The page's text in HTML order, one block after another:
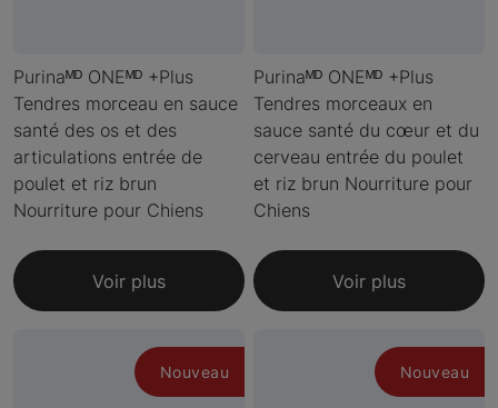
Purinaᴹᴰ ONEᴹᴰ +Plus
Tendres morceau en sauce
santé des os et des
articulations entrée de
poulet et riz brun
Nourriture pour Chiens
Voir plus
Purinaᴹᴰ ONEᴹᴰ +Plus
Tendres morceaux en
sauce santé du cœur et du
cerveau entrée du poulet
et riz brun Nourriture pour
Chiens
Voir plus
Nouveau Nouveau